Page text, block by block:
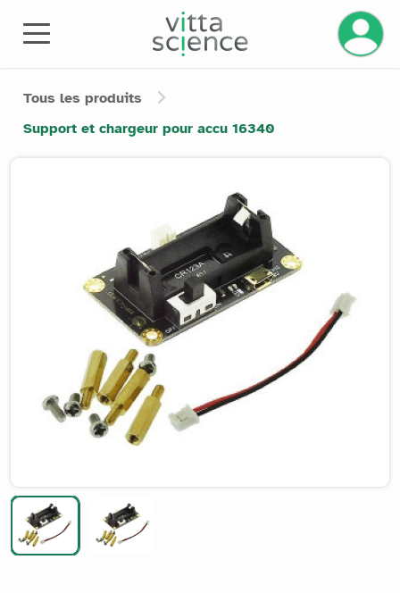
Gérez
Tous les produits
Support et chargeur pour accu 16340